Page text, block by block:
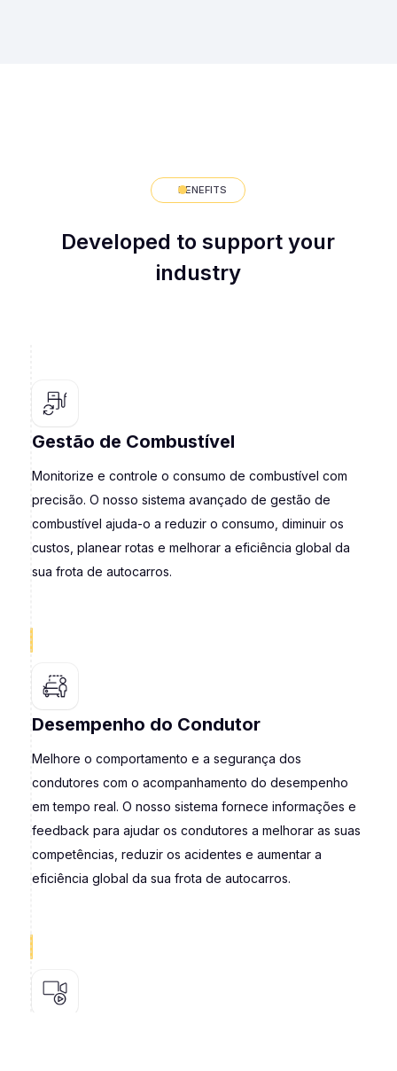
BENEFITS
Developed to support your
industry
Gestão de Combustível
Monitorize e controle o consumo de combustível com
precisão. O nosso sistema avançado de gestão de
combustível ajuda-o a reduzir o consumo, diminuir os
custos, planear rotas e melhorar a eficiência global da
sua frota de autocarros.
Desempenho do Condutor
Melhore o comportamento e a segurança dos
condutores com o acompanhamento do desempenho
em tempo real. O nosso sistema fornece informações e
feedback para ajudar os condutores a melhorar as suas
competências, reduzir os acidentes e aumentar a
eficiência global da sua frota de autocarros.